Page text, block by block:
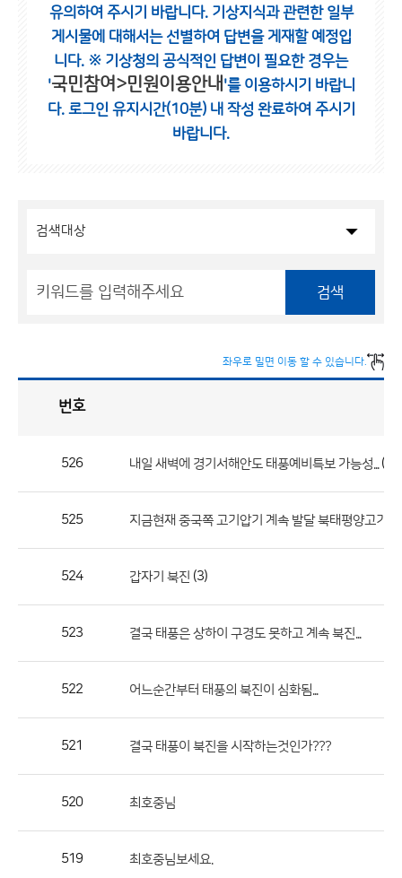
유의하여 주시기 바랍니다. 기상지식과 관련한 일부
게시물에 대해서는 선별하여 답변을 게재할 예정입
니다. ※ 기상청의 공식적인 답변이 필요한 경우는
'국민참여>민원이용안내 '를 이용하시기 바랍니
다. 로그인 유지시간(10분) 내 작성 완료하여 주시기
바랍니다.
검색
좌우로 밀면 이동 할 수 있습니다.
론
호,
번호
526 내일 새벽에 경기서해안도 태풍예비특보 가능성... (4)
525 지금현재 중국쪽 고기압기 계속 발달 북태평양고기압
524 갑자기 북진 (3)
523 결국 태풍은 상하이 구경도 못하고 계속 북진...
522 어느순간부터 태풍의 북진이 심화됨...
521 결국 태풍이 북진을 시작하는것인가???
520 최호중님
519 최호중님보세요.